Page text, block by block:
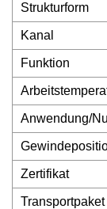
Strukturform
Kanal
Funktion
Anwendung/
Zertifikat
Transportpaket